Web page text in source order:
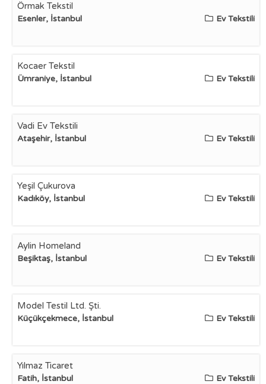
Örmak Tekstil
Esenler, İstanbul Ev Tekstili
Kocaer Tekstil
Ümraniye, İstanbul Ev Tekstili
Vadi Ev Tekstili
Ataşehir, İstanbul Ev Tekstili
Yeşil Çukurova
Kadıköy, İstanbul Ev Tekstili
Aylin Homeland
Beşiktaş, İstanbul Ev Tekstili
Model Testil Ltd. Şti.
Küçükçekmece, İstanbul Ev Tekstili
Yılmaz Ticaret
Fatih, İstanbul Ev Tekstili